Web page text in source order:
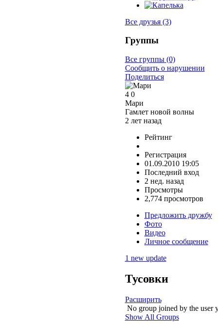
Все друзья (3)
Группы
Все группы (0)
Сообщить о нарушении
Поделиться
4 0
Мари
Гамлет новой волны
2 лет назад
Рейтинг
Регистрация
01.09.2010 19:05
Последний вход
2 нед. назад
Просмотры
2,774 просмотров
Предложить дружбу
Фото
Видео
Личное сообщение
1 new update
Тусовки
Расширить
No group joined by the user
Show All Groups